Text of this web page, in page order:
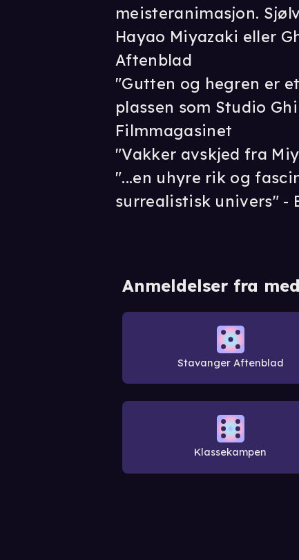
Anmeldelser fra
Stavanger Aftenblad
Klassekampen
meisteranimasjon.
Hayao Miyazaki eller
Aftenblad
"Gutten og hegren er
plassen som Studio
Filmmagasinet
"Vakker avskjed fra
"...en uhyre rik og
surrealistisk univers" -